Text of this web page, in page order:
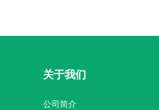
关于我们
公司简介